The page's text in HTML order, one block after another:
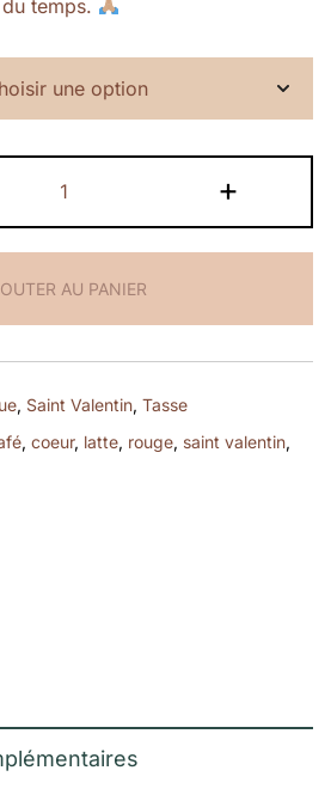
temps.
de
Tasses
coeurs
+
AU PANIER
, Saint Valentin, Tasse
, coeur, latte, rouge, saint valentin,